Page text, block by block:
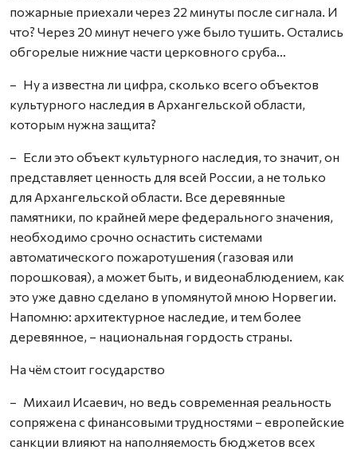
пожарные приехали через 22 минуты после сигнала. И
что? Через 20 минут нечего уже было тушить. Остались
обгорелые нижние части церковного сруба…
– Ну а известна ли цифра, сколько всего объектов
культурного наследия в Архангельской области,
которым нужна защита?
– Если это объект культурного наследия, то значит, он
представляет ценность для всей России, а не только
для Архангельской области. Все деревянные
памятники, по крайней мере федерального значения,
необходимо срочно оснастить системами
автоматического пожаротушения (газовая или
порошковая), а может быть, и видеонаблюдением, как
это уже давно сделано в упомянутой мною Норвегии.
Напомню: архитектурное наследие, и тем более
деревянное, – национальная гордость страны.
На чём стоит государство
– Михаил Исаевич, но ведь современная реальность
сопряжена с финансовыми трудностями – европейские
санкции влияют на наполняемость бюджетов всех